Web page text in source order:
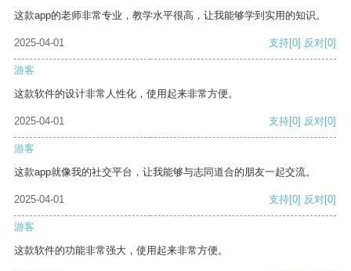
这款app的老师非常专业，教学水平很高，让我能够学到实用的知识。
2025-04-01 支持[0] 反对[0]
游客
这款软件的设计非常人性化，使用起来非常方便。
2025-04-01 支持[0] 反对[0]
游客
这款app就像我的社交平台，让我能够与志同道合的朋友一起交流。
2025-04-01 支持[0] 反对[0]
游客
这款软件的功能非常强大，使用起来非常方便。